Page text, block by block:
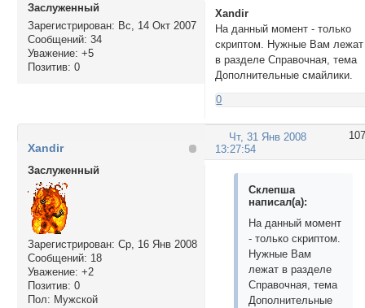
Заслуженный
Зарегистрирован: Вс, 14 Окт 2007
Сообщений: 34
Уважение: +5
Позитив: 0
Xandir
На данный момент - только
скриптом. Нужные Вам лежат
в разделе Справочная, тема
Дополнительные смайлики.
0
107
Чт, 31 Янв 2008
13:27:54
Xandir
Заслуженный
Зарегистрирован: Ср, 16 Янв 2008
Сообщений: 18
Уважение: +2
Позитив: 0
Пол: Мужской
Склепша
написал(а):
На данный момент
- только скриптом.
Нужные Вам
лежат в разделе
Справочная, тема
Дополнительные